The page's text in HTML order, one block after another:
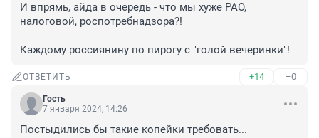
И впрямь, айда в очередь - что мы хуже РАО,
налоговой, роспотребнадзора?!
Каждому россиянину по пирогу с "голой вечеринки"!
ОТВЕТИТЬ +14 –0
Гость
7 января 2024, 14:26
Постыдились бы такие копейки требовать...